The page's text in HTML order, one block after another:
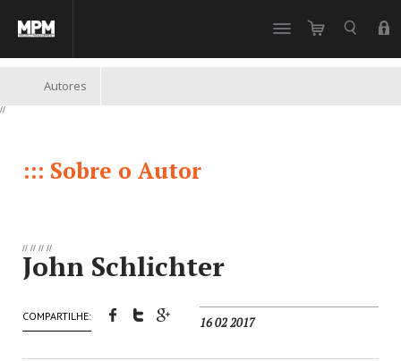
Autores
//
::: Sobre o Autor
// // // //
John Schlichter
16 02 2017
COMPARTILHE: